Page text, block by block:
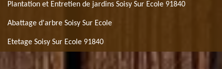
Plantation et Entretien de jardins Soisy Sur Ecole 91840
Abattage d'arbre Soisy Sur Ecole
Etetage Soisy Sur Ecole 91840